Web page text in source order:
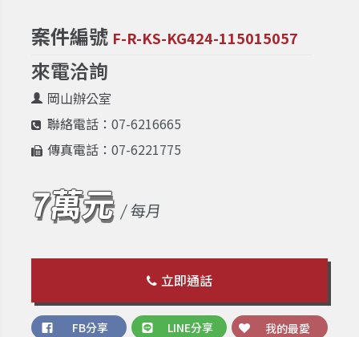
案件編號 F-R-KS-KG424-115015057
來電洽詢
岡山辦公室
聯絡電話： 07-6216665
傳真電話： 07-6221775
7萬元/ 每月
立即通話
FB分享 LINE分享 我的最愛